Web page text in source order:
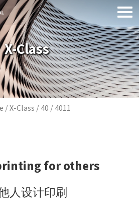
X-Class
Breadcrumb
X-Class 40 4011
for others
人设计印刷